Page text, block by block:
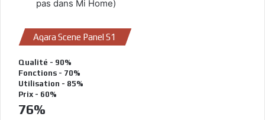
pas dans Mi Home)
Aqara Scene Panel S1
Qualité - 90%
Fonctions - 70%
Utilisation - 85%
Prix - 60%
76%